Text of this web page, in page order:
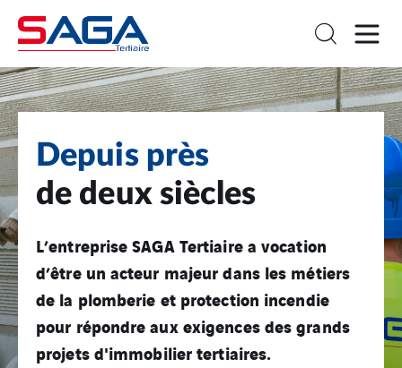
Depuis près
de deux siècles
L’entreprise SAGA Tertiaire a vocation
d’être un acteur majeur dans les métiers
de la plomberie et protection incendie
pour répondre aux exigences des grands
projets d'immobilier tertiaires.